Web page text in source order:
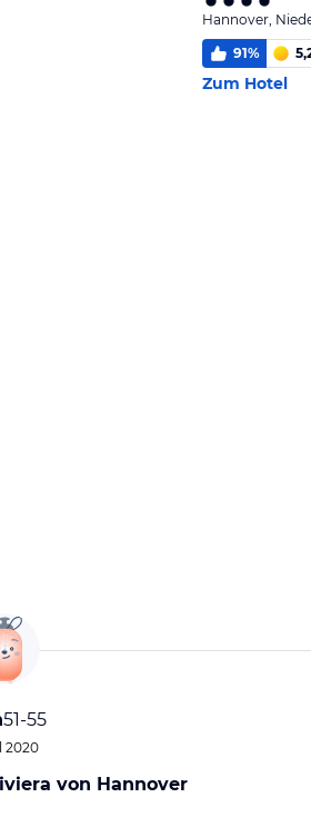
Hannover,
91%
Zum Hotel
51-55
2020
von Hannover